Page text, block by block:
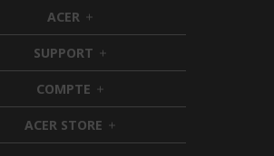
ACER h
i
d
d
e
n
SUPPORT h
i
d
d
e
n
COMPTE h
i
d
d
ACER STORE h
i